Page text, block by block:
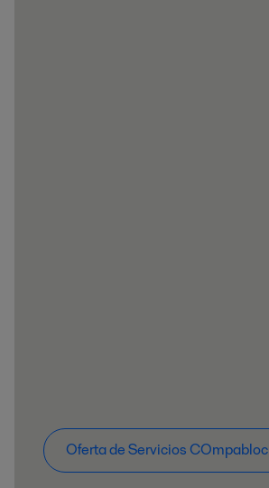
Oferta de Servicios COmpabloc